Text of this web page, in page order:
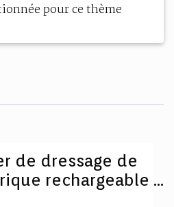
pour ce thème
de dressage de
rechargeable ...